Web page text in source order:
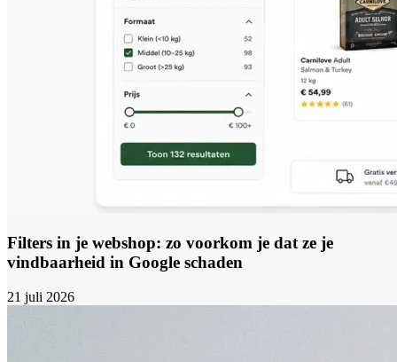
Filters in je webshop: zo voorkom je dat ze je
vindbaarheid in Google schaden
21 juli 2026